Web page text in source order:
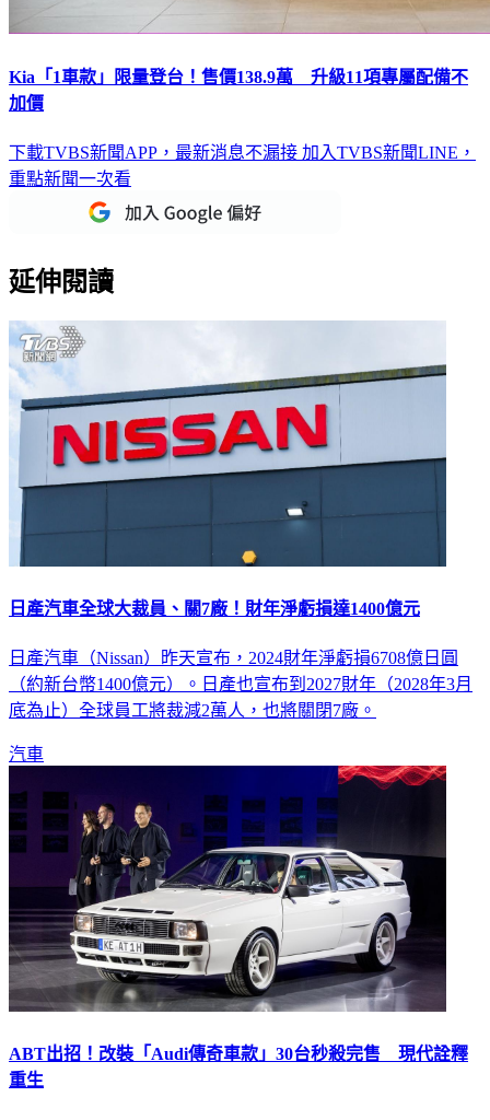
Kia「1車款」限量登台！售價138.9萬 升級11項專屬配備不
加價
下載TVBS新聞APP，最新消息不漏接 加入TVBS新聞LINE，
重點新聞一次看
延伸閱讀
日產汽車全球大裁員、關7廠！財年淨虧損達1400億元
日產汽車（Nissan）昨天宣布，2024財年淨虧損6708億日圓
（約新台幣1400億元）。日產也宣布到2027財年（2028年3月
底為止）全球員工將裁減2萬人，也將關閉7廠。
汽車
ABT出招！改裝「Audi傳奇車款」30台秒殺完售 現代詮釋
重生